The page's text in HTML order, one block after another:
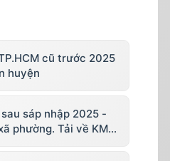
cũ trước 2025
huyện
sáp nhập 2025 -
phường. Tải về KML,